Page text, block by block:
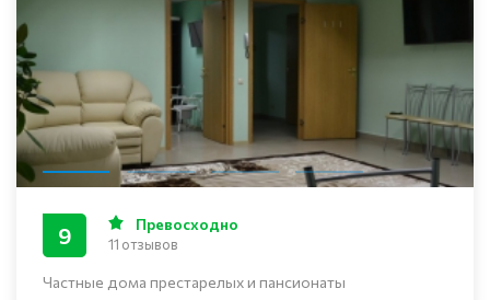
Частные дома престарелых и пансионаты
9 Превосходно
11 отзывов